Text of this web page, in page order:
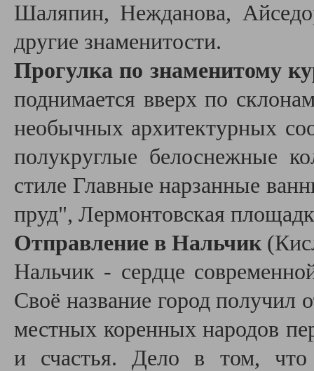
Шаляпин, Нежданова,
другие знаменитости.
Прогулка по знаменитому
поднимается вверх по
необычных архитектурных
полукруглые белоснежные
стиле Главные нарзанные
пруд", Лермонтовская
Отправление в Нальчик
Нальчик - сердце
Своё название город получил
местных коренных народов
и счастья. Дело в том, что